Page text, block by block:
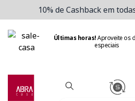
10% de Cashback em
Últimas horas!Aproveite os
especiais